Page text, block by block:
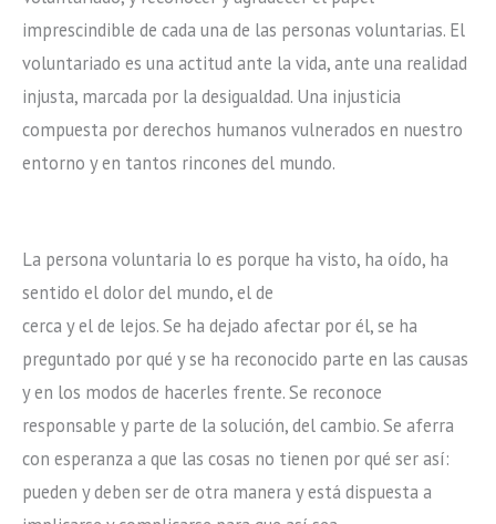
imprescindible de cada una de las personas voluntarias. El
voluntariado es una actitud ante la vida, ante una realidad
injusta, marcada por la desigualdad. Una injusticia
compuesta por derechos humanos vulnerados en nuestro
entorno y en tantos rincones del mundo.
La persona voluntaria lo es porque ha visto, ha oído, ha
sentido el dolor del mundo, el de
cerca y el de lejos. Se ha dejado afectar por él, se ha
preguntado por qué y se ha reconocido parte en las causas
y en los modos de hacerles frente. Se reconoce
responsable y parte de la solución, del cambio. Se aferra
con esperanza a que las cosas no tienen por qué ser así:
pueden y deben ser de otra manera y está dispuesta a